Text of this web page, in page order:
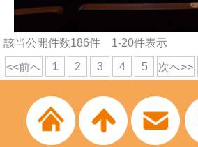
該当公開件数186件 1-20件表示
<<前へ 1 2 3 4 5 次へ>>